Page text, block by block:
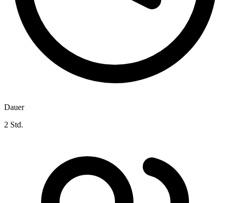
Dauer
2 Std.